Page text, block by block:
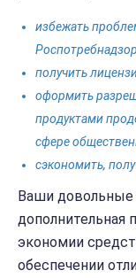
избежать
получить
оформить
продуктами
сфере
сэкономить,
Ваши довольные
дополнительная
экономии
обеспечении